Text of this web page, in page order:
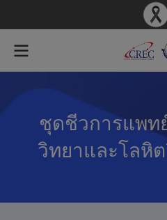
ชุดชีวการแพท
วิทยาและโลหิ